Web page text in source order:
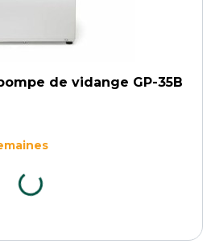
de vidange GP-35B